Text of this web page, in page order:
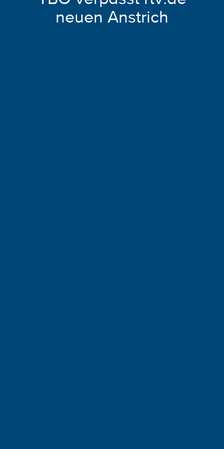
neuen Anstrich